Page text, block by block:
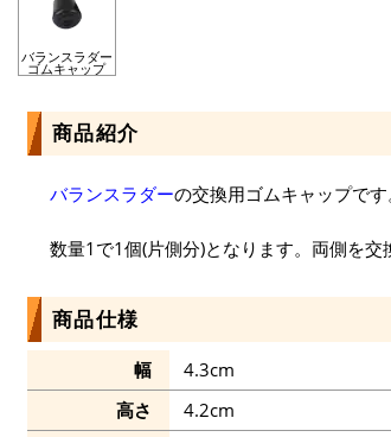
バランスラダー
ゴムキャップ
商品紹介
バランスラダーの交換用ゴムキャップです
数量1で1個(片側分)となります。両側を交
商品仕様
幅
4.3cm
高さ
4.2cm